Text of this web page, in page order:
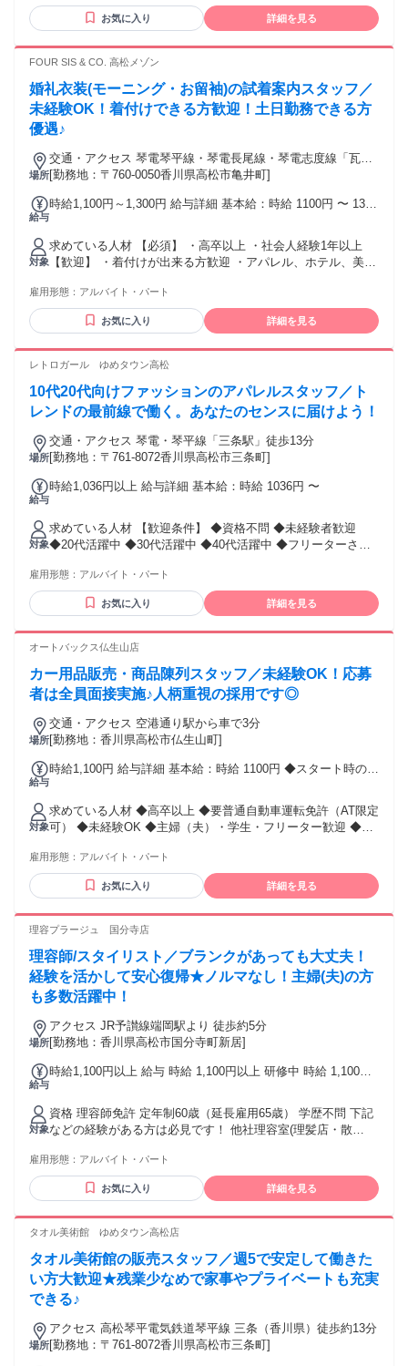
お気に入り 詳細を見る
FOUR SIS & CO. 高松メゾン
婚礼衣装(モーニング・お留袖)の試着案内スタッフ／
未経験OK！着付けできる方歓迎！土日勤務できる方
優遇♪
場所
交通・アクセス 琴電琴平線・琴電長尾線・琴電志度線「瓦町
駅」から徒歩8分
[勤務地：〒760-0050香川県高松市亀井町]
給与
時給1,100円～1,300円 給与詳細 基本給：時給 1100円 〜 1300
対象
求めている人材 【必須】 ・高卒以上 ・社会人経験1年以上
【歓迎】 ・着付けが出来る方歓迎 ・アパレル、ホテル、美容
【こんな方に】 ・人と話すことが好きな方 ・誰かを笑顔にす
ることに喜びを感じる方 ・ファッションや美容に興味がある
方 ・チームで協力して働きたい方
雇用形態： アルバイト・パート
お気に入り 詳細を見る
レトロガール ゆめタウン高松
10代20代向けファッションのアパレルスタッフ／ト
レンドの最前線で働く。あなたのセンスに届けよう！
場所
交通・アクセス 琴電・琴平線「三条駅」徒歩13分
[勤務地：〒761-8072香川県高松市三条町]
給与
時給1,036円以上 給与詳細 基本給：時給 1036円 〜
対象
求めている人材 【歓迎条件】 ◆資格不問 ◆未経験者歓迎
◆20代活躍中 ◆30代活躍中 ◆40代活躍中 ◆フリーターさん
ーターさん歓迎 ◆Wワーカー歓迎 ◆ブランクOK 【こんな方
大歓迎です】 ◆RETRO GIRLが好きな方 ◆ファッションが好
き ◆おしゃれが好き ◆人と話すのが好き ◆最新のトレンド
大切にできる方 ◆アパレル業務にチャレンジしたい方歓迎 性
雇用形態： アルバイト・パート
お気に入り 詳細を見る
オートバックス仏生山店
カー用品販売・商品陳列スタッフ／未経験OK！応募
者は全員面接実施♪人柄重視の採用です◎
場所
交通・アクセス 空港通り駅から車で3分
[勤務地：香川県高松市仏生山町]
給与
時給1,100円 給与詳細 基本給：時給 1100円 ◆スタート時の給
ば時給もUPします☆
対象
求めている人材 ◆高卒以上 ◆要普通自動車運転免許（AT限定
可） ◆未経験OK ◆主婦（夫）・学生・フリーター歓迎 ◆W
雇用形態： アルバイト・パート
お気に入り 詳細を見る
理容プラージュ 国分寺店
理容師/スタイリスト／ブランクがあっても大丈夫！
経験を活かして安心復帰★ノルマなし！主婦(夫)の方
も多数活躍中！
場所
アクセス JR予讃線端岡駅より 徒歩約5分
[勤務地：香川県高松市国分寺町新居]
給与
時給1,100円以上 給与 時給 1,100円以上 研修中 時給 1,100円
対象
資格 理容師免許 定年制60歳（延長雇用65歳） 学歴不問 下記
などの経験がある方は必見です！ 他社理容室(理髪店・散
タイリストなど
雇用形態： アルバイト・パート
お気に入り 詳細を見る
タオル美術館 ゆめタウン高松店
タオル美術館の販売スタッフ／週5で安定して働きた
い方大歓迎★残業少なめで家事やプライベートも充実
できる♪
場所
アクセス 高松琴平電気鉄道琴平線 三条（香川県）徒歩約13分
[勤務地：〒761-8072香川県高松市三条町]